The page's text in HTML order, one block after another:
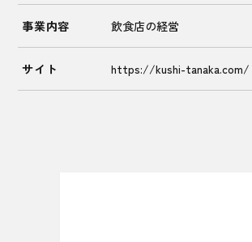
事業内容 飲食店の経営
サイト https://kushi-tanaka.com/